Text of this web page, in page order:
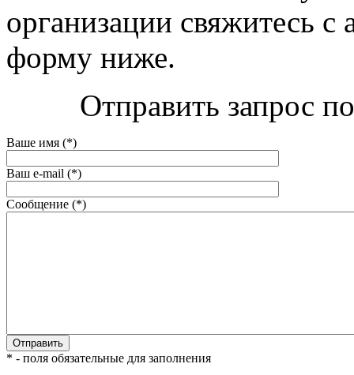
организации свяжитесь
форму ниже.
Отправить запрос
Ваше имя (*)
Ваш e-mail (*)
Сообщение (*)
* - поля обязательные для заполнения